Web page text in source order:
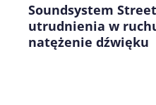
Soundsystem
utrudnienia w
natężenie dźwięku